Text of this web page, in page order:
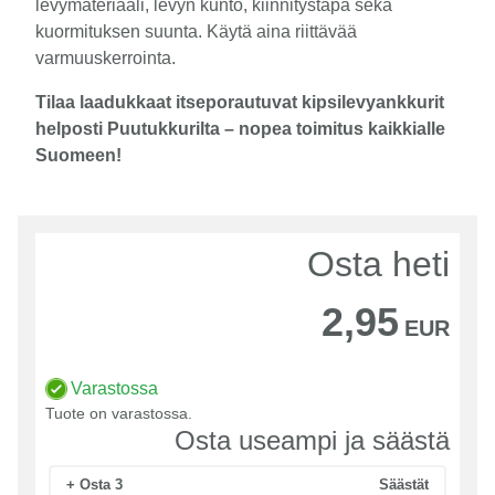
levymateriaali, levyn kunto, kiinnitystapa sekä
kuormituksen suunta. Käytä aina riittävää
varmuuskerrointa.
Tilaa laadukkaat itseporautuvat kipsilevyankkurit
helposti Puutukkurilta – nopea toimitus kaikkialle
Suomeen!
Osta heti
2,95 EUR
Varastossa
Tuote on varastossa.
Osta useampi ja säästä
+ Osta 3 Säästät